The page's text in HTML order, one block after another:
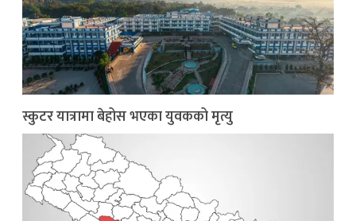
स्कुटर यात्रामा बेहोस भएका युवकको मृत्यु